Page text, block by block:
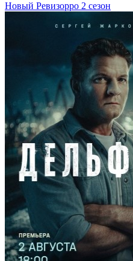
Новый Ревизорро 2 сезон